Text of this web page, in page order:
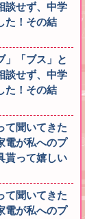
談せず、中学
た！その結
」「ブス」と
談せず、中学
た！その結
て聞いてきた
電が私へのプ
貰って嬉しい
て聞いてきた
電が私へのプ